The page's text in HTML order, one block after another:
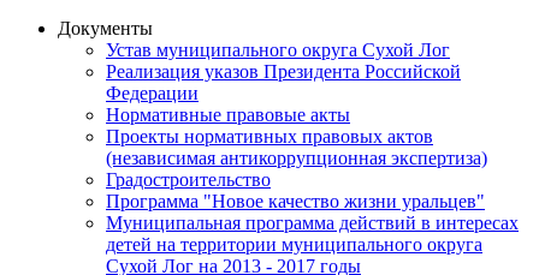
Документы
Устав муниципального округа Сухой Лог
Реализация указов Президента Российской
Федерации
Нормативные правовые акты
Проекты нормативных правовых актов
(независимая антикоррупционная экспертиза)
Градостроительство
Программа "Новое качество жизни уральцев"
Муниципальная программа действий в интересах
детей на территории муниципального округа
Сухой Лог на 2013 - 2017 годы